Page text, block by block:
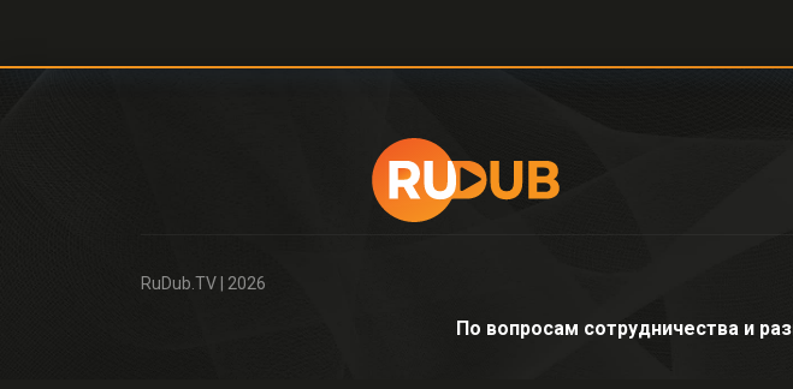
RuDub.TV | 2026
По вопросам сотрудничества и